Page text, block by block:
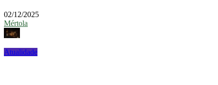
02/12/2025
Mértola
Atualidade